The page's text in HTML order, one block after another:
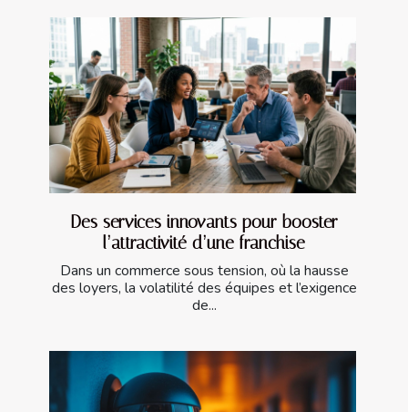
Des services innovants pour booster
l’attractivité d’une franchise
Dans un commerce sous tension, où la hausse
des loyers, la volatilité des équipes et l’exigence
de...